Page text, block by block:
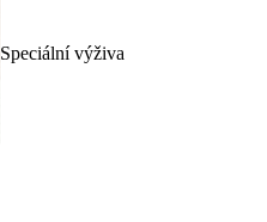
Speciální výživa